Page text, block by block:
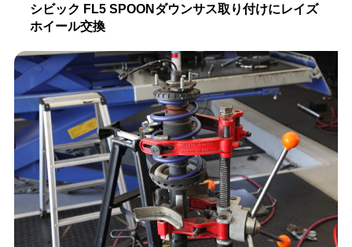
シビック FL5 SPOONダウンサス取り付けにレイズ
ホイール交換